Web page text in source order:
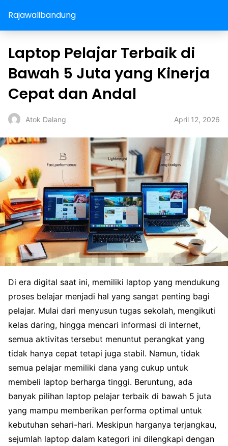
Rajawalibandung
Laptop Pelajar Terbaik di
Bawah 5 Juta yang Kinerja
Cepat dan Andal
Atok Dalang April 12, 2026
Di era digital saat ini, memiliki laptop yang mendukung
proses belajar menjadi hal yang sangat penting bagi
pelajar. Mulai dari menyusun tugas sekolah, mengikuti
kelas daring, hingga mencari informasi di internet,
semua aktivitas tersebut menuntut perangkat yang
tidak hanya cepat tetapi juga stabil. Namun, tidak
semua pelajar memiliki dana yang cukup untuk
membeli laptop berharga tinggi. Beruntung, ada
banyak pilihan laptop pelajar terbaik di bawah 5 juta
yang mampu memberikan performa optimal untuk
kebutuhan sehari-hari. Meskipun harganya terjangkau,
sejumlah laptop dalam kategori ini dilengkapi dengan